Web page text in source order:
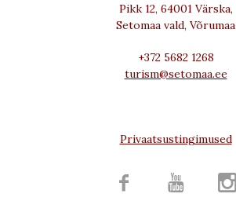
Pikk 12, 64001 Värska,
Setomaa vald, Võrumaa
+372 5682 1268
turism@setomaa.ee
Privaatsustingimused
  